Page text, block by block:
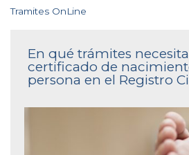
Tramites OnLine
En qué trámites
certificado de
persona en el Registro